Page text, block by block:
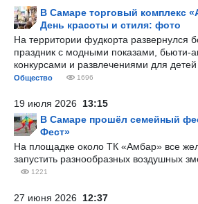
В Самаре торговый комплекс
День красоты и стиля: фото
На территории фудкорта развернулся
праздник с модными показами, бьюти-
конкурсами и развлечениями для детей
Общество 1696
19 июля 2026 13:15
В Самаре прошёл семейный
Фест»
На площадке около ТК «Амбар» все
запустить разнообразных воздушных
1221
27 июня 2026 12:37